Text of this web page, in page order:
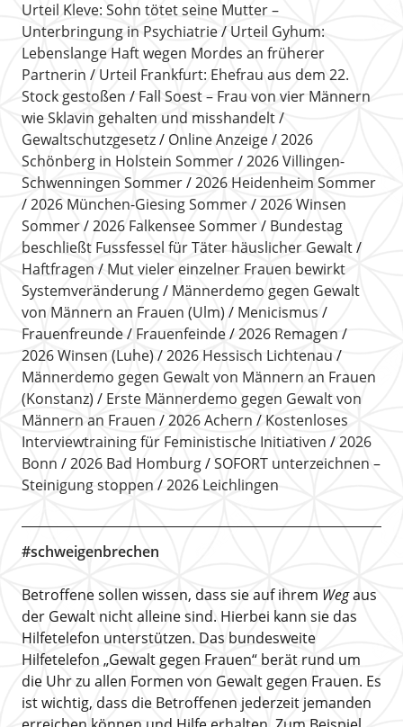
Urteil Kleve: Sohn tötet seine Mutter –
Unterbringung in Psychiatrie
Urteil Gyhum:
Lebenslange Haft wegen Mordes an früherer
Partnerin
Urteil Frankfurt: Ehefrau aus dem 22.
Stock gestoßen
Fall Soest – Frau von vier Männern
wie Sklavin gehalten und misshandelt
Gewaltschutzgesetz
Online Anzeige
2026
Schönberg in Holstein Sommer
2026 Villingen-
Schwenningen Sommer
2026 Heidenheim Sommer
2026 München-Giesing Sommer
2026 Winsen
Sommer
2026 Falkensee Sommer
Bundestag
beschließt Fussfessel für Täter häuslicher Gewalt
Haftfragen
Mut vieler einzelner Frauen bewirkt
Systemveränderung
Männerdemo gegen Gewalt
von Männern an Frauen (Ulm)
Menicismus
Frauenfreunde
Frauenfeinde
2026 Remagen
2026 Winsen (Luhe)
2026 Hessisch Lichtenau
Männerdemo gegen Gewalt von Männern an Frauen
(Konstanz)
Erste Männerdemo gegen Gewalt von
Männern an Frauen
2026 Achern
Kostenloses
Interviewtraining für Feministische Initiativen
2026
Bonn
2026 Bad Homburg
SOFORT unterzeichnen –
Steinigung stoppen
2026 Leichlingen
#schweigenbrechen
Betroffene sollen wissen, dass sie auf ihrem Wegaus
der Gewalt nicht alleine sind. Hierbei kann sie das
Hilfetelefon unterstützen. Das bundesweite
Hilfetelefon „Gewalt gegen Frauen“ berät rund um
die Uhr zu allen Formen von Gewalt gegen Frauen. Es
ist wichtig, dass die Betroffenen jederzeit jemanden